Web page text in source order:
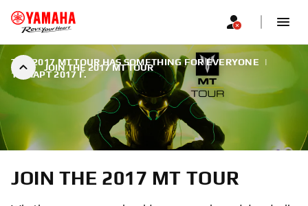
JOIN THE 2017 MT TOUR
THE 2017 MT TOUR HAS SOMETHING FOR EVERYONE
|
15 МАРТ 2017 Г.
JOIN THE 2017 MT TOUR